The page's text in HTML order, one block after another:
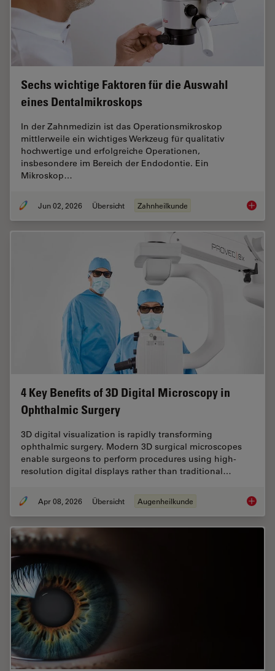
Sechs wichtige Faktoren für die Auswahl
eines Dentalmikroskops
In der Zahnmedizin ist das Operationsmikroskop
mittlerweile ein wichtiges Werkzeug für qualitativ
hochwertige und erfolgreiche Operationen,
insbesondere im Bereich der Endodontie. Ein
Mikroskop…
Jun 02, 2026 Übersicht Zahnheilkunde Sechs
4 Key Benefits of 3D Digital Microscopy in
Ophthalmic Surgery
3D digital visualization is rapidly transforming
ophthalmic surgery. Modern 3D surgical microscopes
enable surgeons to perform procedures using high-
resolution digital displays rather than traditional…
Apr 08, 2026 Übersicht Augenheilkunde 4 Key